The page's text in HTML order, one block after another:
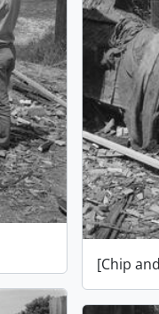
[Chip